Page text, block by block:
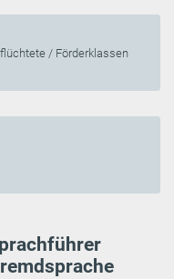
/ Förderklassen